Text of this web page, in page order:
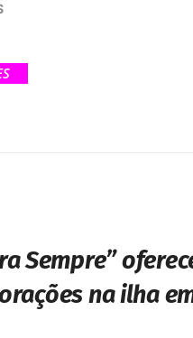
Sempre”
na ilha